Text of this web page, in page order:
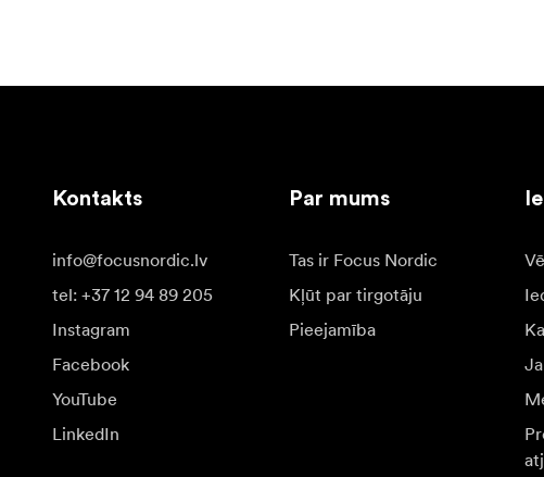
Kontakts
info@focusnordic.lv
tel: +37 12 94 89 205
Instagram
Facebook
YouTube
LinkedIn
Par mums
Tas ir Focus Nordic
Kļūt par tirgotāju
Pieejamība